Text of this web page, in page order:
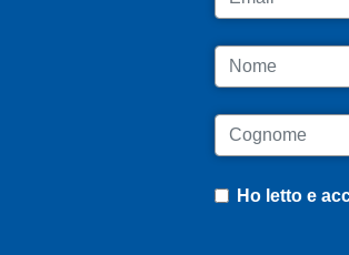
Nome
Cognome
Ho letto e